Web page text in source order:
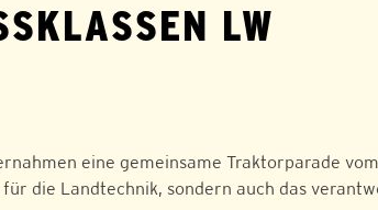
LW
eine gemeinsame Traktorparade
die Landtechnik, sondern auch das